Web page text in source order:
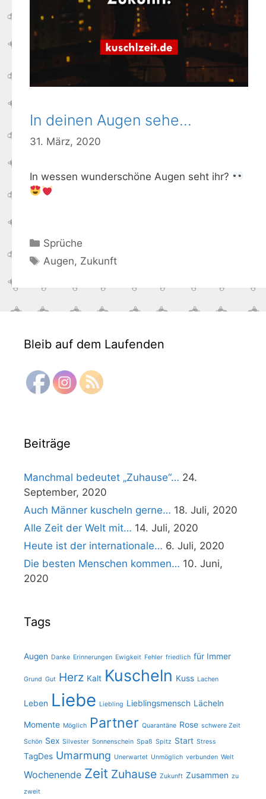
In deinen Augen sehe…
31. März, 2020
In wessen wunderschöne Augen seht ihr?
Kategorien
Sprüche
Schlagwörter
Augen, Zukunft
Bleib auf dem Laufenden
Beiträge
Manchmal bedeutet „Zuhause“… 24.
September, 2020
Auch Männer kuscheln gerne… 18. Juli, 2020
Alle Zeit der Welt mit… 14. Juli, 2020
Heute ist der internationale… 6. Juli, 2020
Die besten Menschen kommen… 10. Juni,
2020
Tags
Augen Danke Erinnerungen Ewigkeit Fehler friedlich für Immer
Grund Gut Herz Kalt Kuscheln Kuss Lachen
Leben Liebe Liebling Lieblingsmensch Lächeln
Momente Möglich Partner Quarantäne Rose schwere Zeit
Schön Sex Silvester Sonnenschein Spaß Spitz Start Stress
TagDes Umarmung Unerwartet Unmöglich verbunden Welt
Wochenende Zeit Zuhause Zukunft Zusammen zu
zweit